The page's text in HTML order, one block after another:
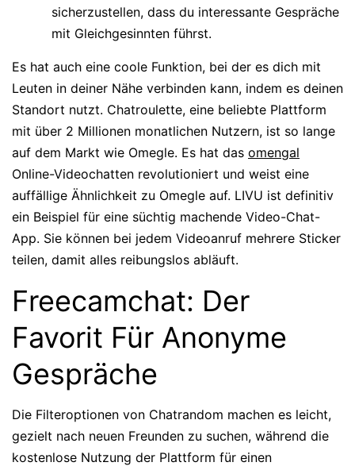
sicherzustellen, dass du interessante Gespräche
mit Gleichgesinnten führst.
Es hat auch eine coole Funktion, bei der es dich mit
Leuten in deiner Nähe verbinden kann, indem es deinen
Standort nutzt. Chatroulette, eine beliebte Plattform
mit über 2 Millionen monatlichen Nutzern, ist so lange
auf dem Markt wie Omegle. Es hat das omengal
Online-Videochatten revolutioniert und weist eine
auffällige Ähnlichkeit zu Omegle auf. LIVU ist definitiv
ein Beispiel für eine süchtig machende Video-Chat-
App. Sie können bei jedem Videoanruf mehrere Sticker
teilen, damit alles reibungslos abläuft.
Freecamchat: Der
Favorit Für Anonyme
Gespräche
Die Filteroptionen von Chatrandom machen es leicht,
gezielt nach neuen Freunden zu suchen, während die
kostenlose Nutzung der Plattform für einen